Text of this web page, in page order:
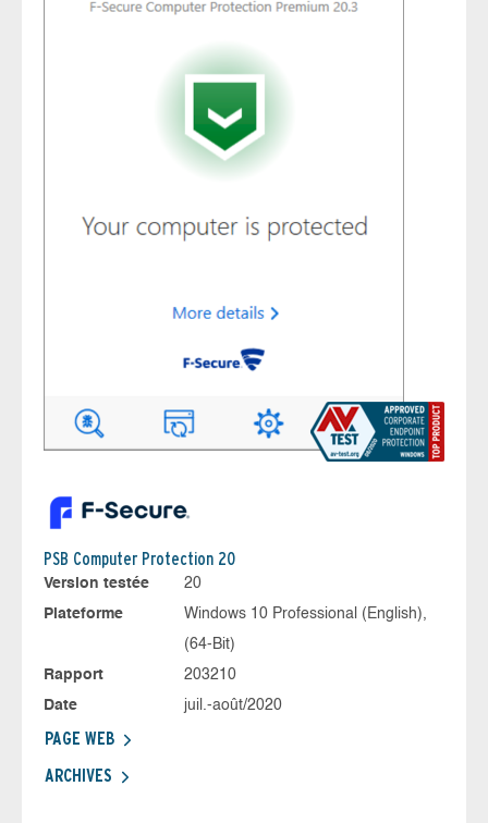
PSB Computer Protection 20
Version testée
20
Plateforme
Windows 10 Professional (English),
(64-Bit)
Rapport
203210
Date
juil.-août/2020
PAGE WEB
ARCHIVES